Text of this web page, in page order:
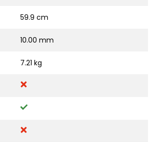
59.9 cm
10.00 mm
7.21 kg